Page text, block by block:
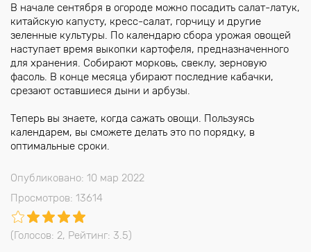
В начале сентября в огороде можно посадить салат-латук,
китайскую капусту, кресс-салат, горчицу и другие
зеленные культуры. По календарю сбора урожая овощей
наступает время выкопки картофеля, предназначенного
для хранения. Собирают морковь, свеклу, зерновую
фасоль. В конце месяца убирают последние кабачки,
срезают оставшиеся дыни и арбузы.
Теперь вы знаете, когда сажать овощи. Пользуясь
календарем, вы сможете делать это по порядку, в
оптимальные сроки.
Опубликовано: 10 мар 2022
Просмотров: 13614
(Голосов: 2, Рейтинг: 3.5)